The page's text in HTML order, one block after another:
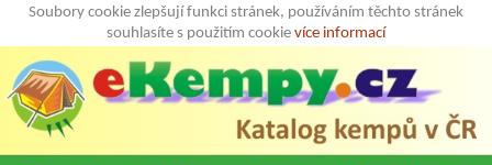
Soubory cookie zlepšují funkci stránek, používáním těchto stránek
souhlasíte s použitím cookie více informací